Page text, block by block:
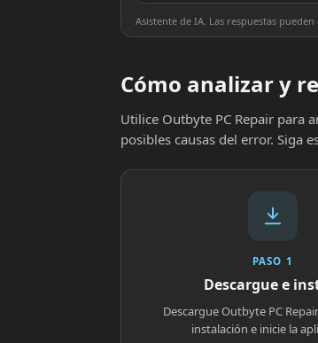
Asistente de IA. Las respuestas
Cómo analizar y
Utilice Outbyte PC Repair para
posibles causas del error. Siga
PASO 1
Descargue e
Descargue Outbyte PC
instalación e inicie la